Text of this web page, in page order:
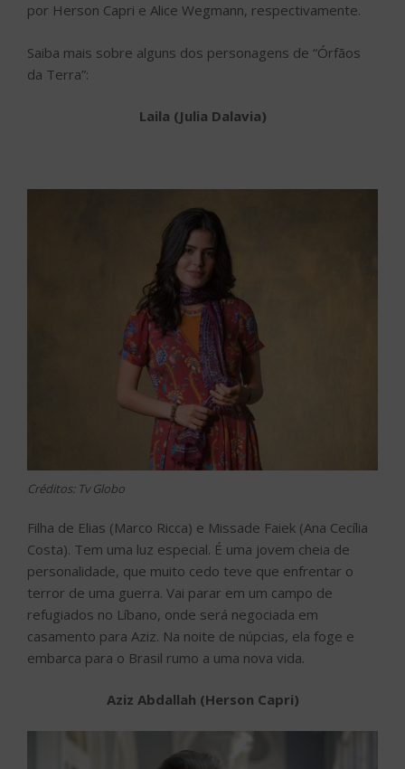
por Herson Capri e Alice Wegmann, respectivamente.
Saiba mais sobre alguns dos personagens de “Órfãos
da Terra”:
Laila (Julia Dalavia)
Créditos: Tv Globo
Filha de Elias (Marco Ricca) e Missade Faiek (Ana Cecília
Costa). Tem uma luz especial. É uma jovem cheia de
personalidade, que muito cedo teve que enfrentar o
terror de uma guerra. Vai parar em um campo de
refugiados no Líbano, onde será negociada em
casamento para Aziz. Na noite de núpcias, ela foge e
embarca para o Brasil rumo a uma nova vida.
Aziz Abdallah (Herson Capri)